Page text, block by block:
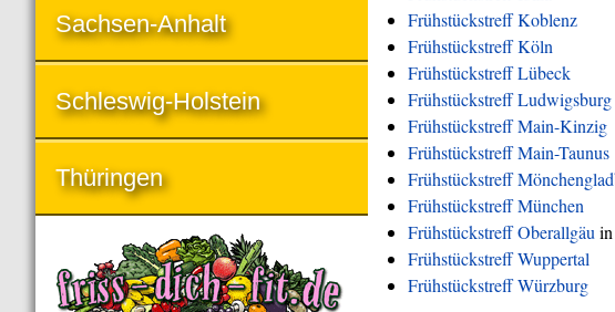
Frühstückstreff Koblenz
Frühstückstreff Köln
Frühstückstreff Lübeck
Frühstückstreff Ludwigsburg
Frühstückstreff Main-Kinzig
Frühstückstreff Main-Taunus
Frühstückstreff
Frühstückstreff München
Frühstückstreff Oberallgäu
Frühstückstreff Wuppertal
Frühstückstreff Würzburg
Sachsen-Anhalt
Schleswig-Holstein
Thüringen